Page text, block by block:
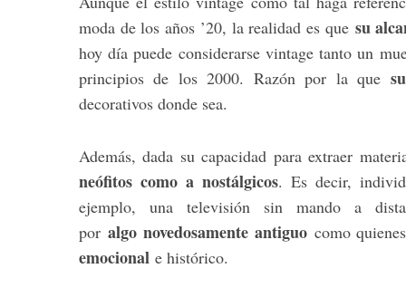
moda de los años ’20, la realidad es que su
hoy día puede considerarse vintage tanto un
principios de los 2000. Razón por la que
decorativos donde sea.
Además, dada su capacidad para extraer
neófitos como a nostálgicos. Es decir,
ejemplo, una televisión sin mando a
por algo novedosamente antiguocomo
emocional e histórico.